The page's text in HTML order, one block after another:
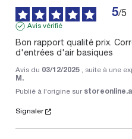
5/5
Avis vérifié
Bon rapport qualité prix.
d'entrées d'air basiques
Avis du 03/12/2025 , suite à une
M.
Publié à l'origine sur
Signaler